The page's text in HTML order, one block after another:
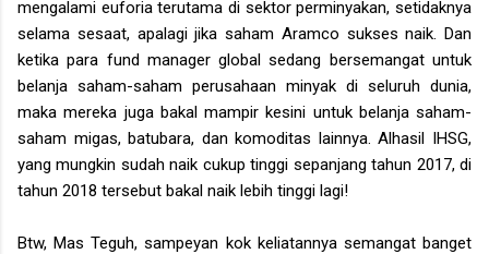
mengalami euforia terutama di sektor perminyakan, setidaknya
selama sesaat, apalagi jika saham Aramco sukses naik. Dan
ketika para fund manager global sedang bersemangat untuk
belanja saham-saham perusahaan minyak di seluruh dunia,
maka mereka juga bakal mampir kesini untuk belanja saham-
saham migas, batubara, dan komoditas lainnya. Alhasil IHSG,
yang mungkin sudah naik cukup tinggi sepanjang tahun 2017, di
tahun 2018 tersebut bakal naik lebih tinggi lagi!
Btw, Mas Teguh, sampeyan kok keliatannya semangat banget